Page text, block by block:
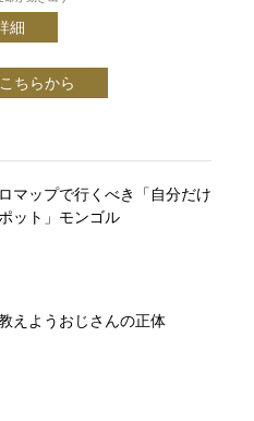
細
ちらから
マップで行くべき「自分だけ
ット」モンゴル
えようおじさんの正体